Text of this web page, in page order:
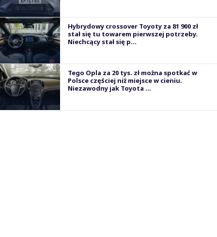
Hybrydowy crossover Toyoty za 81 900 zł
stał się tu towarem pierwszej potrzeby.
Niechcący stał się p...
Tego Opla za 20 tys. zł można spotkać w
Polsce częściej niż miejsce w cieniu.
Niezawodny jak Toyota ...